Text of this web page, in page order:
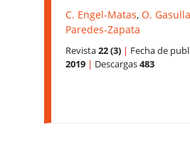
C. Engel-Matas, O.
Paredes-Zapata
Revista22 (3) | Fecha de
2019 | Descargas483